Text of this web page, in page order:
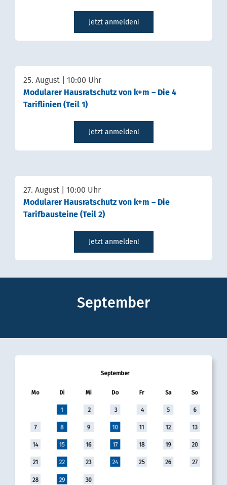
Jetzt anmelden!
25. August | 10:00 Uhr
Modularer Hausratschutz von k+m – Die 4
Tariflinien (Teil 1)
Jetzt anmelden!
27. August | 10:00 Uhr
Modularer Hausratschutz von k+m – Die
Tarifbausteine (Teil 2)
Jetzt anmelden!
September